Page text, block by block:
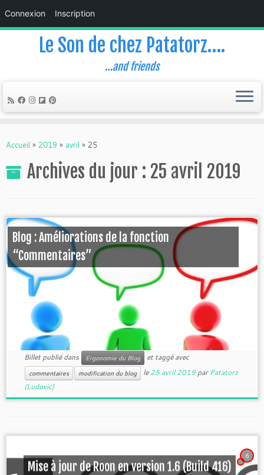
Connexion Inscription
Le Son de chez Patatorz….
…and friends
Accueil » 2019 » avril » 25
Archives du jour : 25 avril 2019
Blog : Améliorations de la fonction
“Commentaires”
Billet publié dans Ergonomie du Blog et taggé avec
commentaires modification du blog le25 avril 2019 parPatatorz
(Ludovic)
6
Mise à jour de Roon en version 1.6 (Build 416)